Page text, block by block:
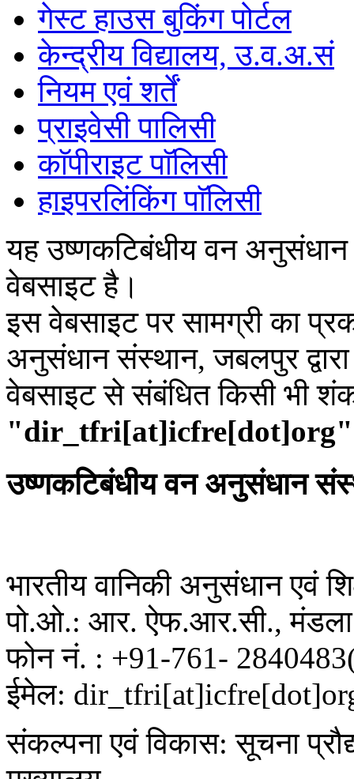
गेस्ट हाउस बुकिंग पोर्टल
केन्द्रीय विद्यालय, उ.व.अ.सं
नियम एवं शर्तें
प्राइवेसी पालिसी
काॅपीराइट पाॅलिसी
हाइपरलिंकिंग पाॅलिसी
यह उष्णकटिबंधीय वन
वेबसाइट है।
इस वेबसाइट पर सामग्री का
अनुसंधान संस्थान, जबलपुर
वेबसाइट से संबंधित किसी भी
"dir_tfri[at]icfre[dot]org"
उष्णकटिबंधीय वन अनुसंधान
भारतीय वानिकी अनुसंधान एवं
पो.ओ.: आर. ऐफ.आर.सी., मंडला
फोन नं. : +91-761-
ईमेल:
संकल्पना एवं विकास: सूचना